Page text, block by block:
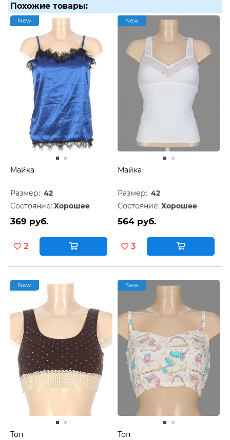
Похожие товары:
New
Майка
Размер: 42
Состояние: Хорошее
369 руб.
2
New
Майка
Размер: 42
Состояние: Хорошее
564 руб.
3
New
Топ
New
Топ